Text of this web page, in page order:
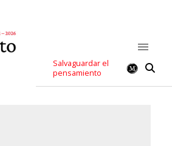
Salvaguardar el
pensamiento